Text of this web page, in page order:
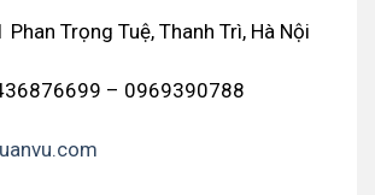
Phan Trọng Tuệ, Thanh Trì, Hà Nội
– 0969390788